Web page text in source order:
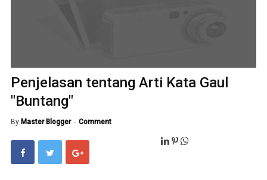
Penjelasan tentang Arti Kata Gaul
"Buntang"
By Master Blogger Comment